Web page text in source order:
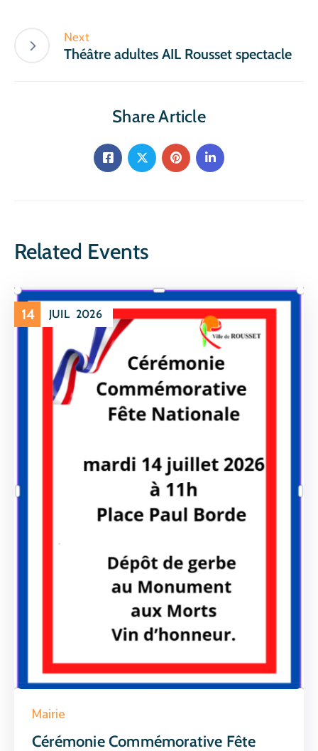
Next
Théâtre adultes AIL Rousset spectacle
Share Article
Related Events
14 JUIL 2026
Mairie
Cérémonie Commémorative Fête